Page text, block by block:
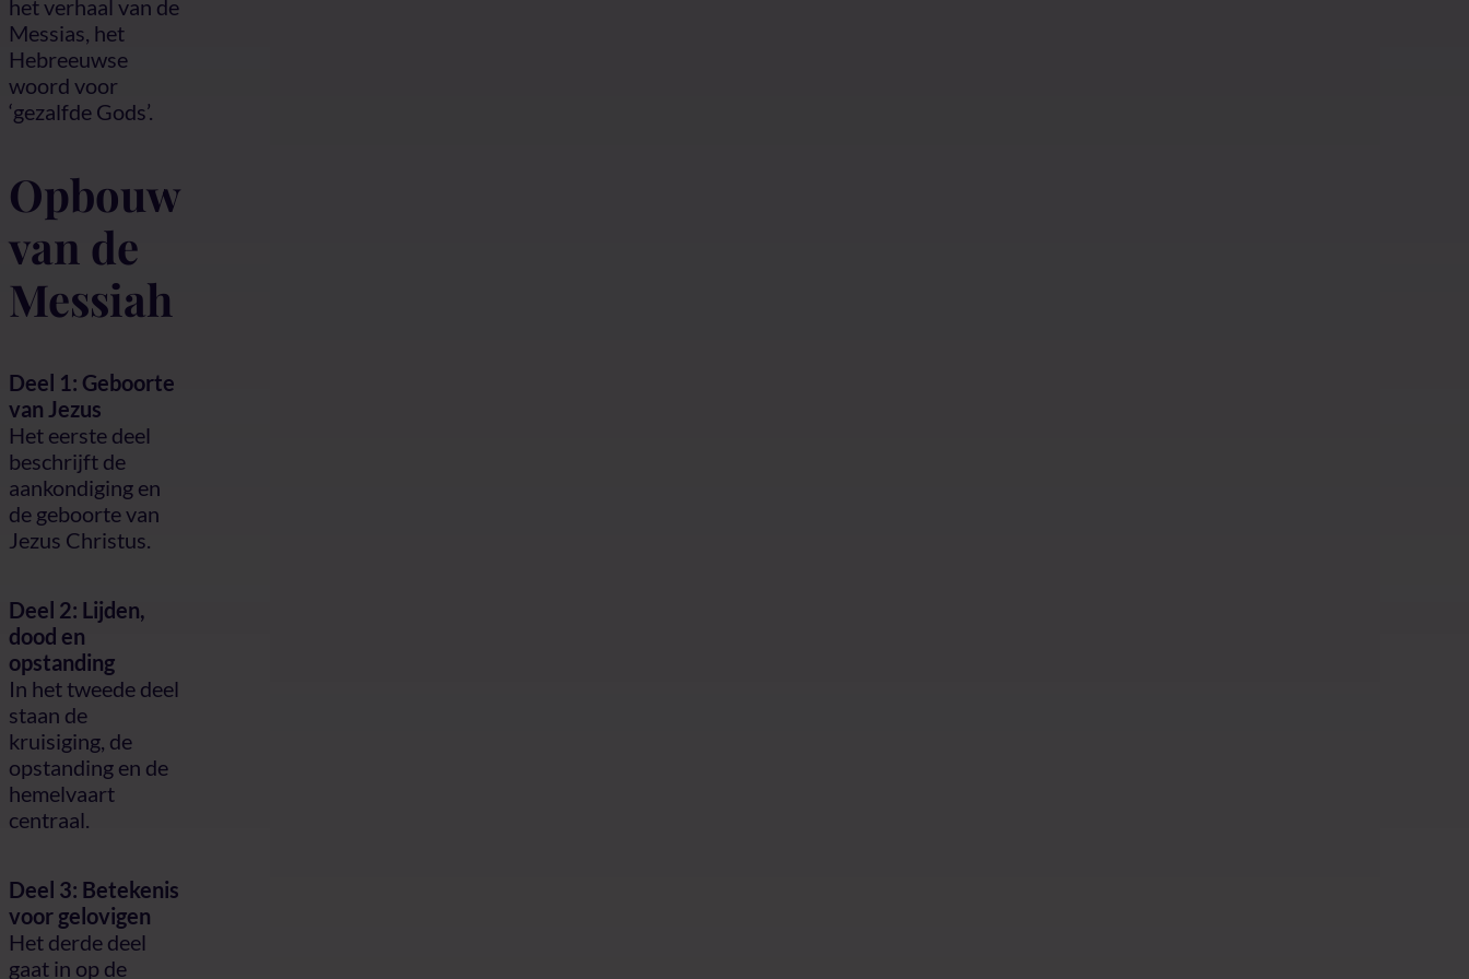
het verhaal van de
Messias, het
Hebreeuwse
woord voor
‘gezalfde Gods’.
Opbouw
van de
Messiah
Deel 1: Geboorte
van Jezus
Het eerste deel
beschrijft de
aankondiging en
de geboorte van
Jezus Christus.
Deel 2: Lijden,
dood en
opstanding
In het tweede deel
staan de
kruisiging, de
opstanding en de
hemelvaart
centraal.
Deel 3: Betekenis
voor gelovigen
Het derde deel
gaat in op de